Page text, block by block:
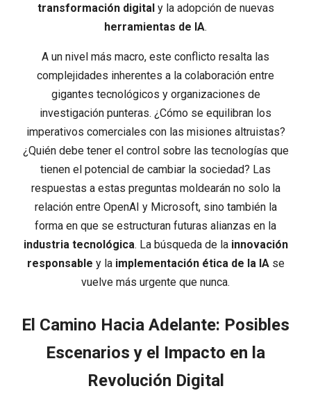
transformación digital y la adopción de nuevas
herramientas de IA.
A un nivel más macro, este conflicto resalta las
complejidades inherentes a la colaboración entre
gigantes tecnológicos y organizaciones de
investigación punteras. ¿Cómo se equilibran los
imperativos comerciales con las misiones altruistas?
¿Quién debe tener el control sobre las tecnologías que
tienen el potencial de cambiar la sociedad? Las
respuestas a estas preguntas moldearán no solo la
relación entre OpenAI y Microsoft, sino también la
forma en que se estructuran futuras alianzas en la
industria tecnológica. La búsqueda de la innovación
responsable y la implementación ética de la IAse
vuelve más urgente que nunca.
El Camino Hacia Adelante: Posibles
Escenarios y el Impacto en la
Revolución Digital